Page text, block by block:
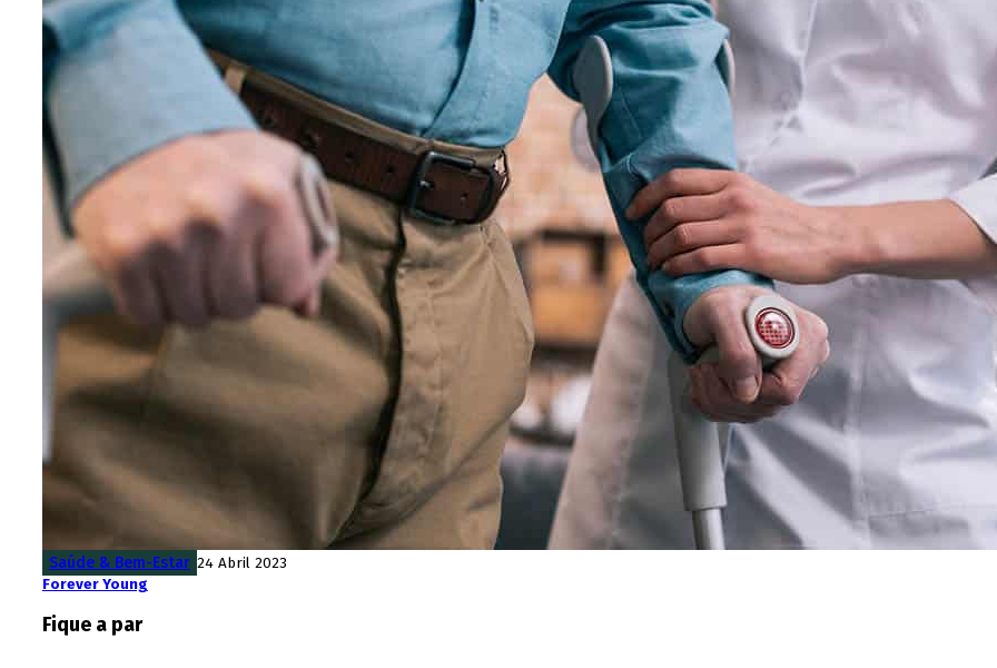
Saúde & Bem-Estar 24 Abril 2023
Forever Young
Fique a par